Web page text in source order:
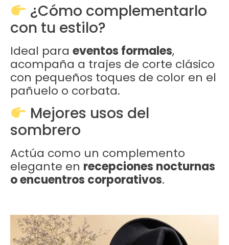
¿Cómo complementarlo
con tu estilo?
Ideal para eventos formales,
acompaña a trajes de corte clásico
con pequeños toques de color en el
pañuelo o corbata.
Mejores usos del
sombrero
Actúa como un complemento
elegante en recepciones nocturnas
o encuentros corporativos.